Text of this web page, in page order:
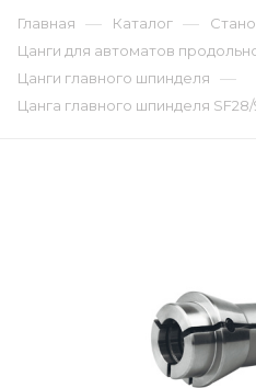
Главная — Каталог —
Цанги для автоматов
Цанги главного шпинделя —
Цанга главного шпинделя SF28/